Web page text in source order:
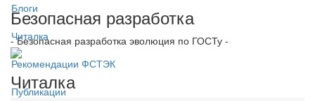
Блоги
Читалка
Рекомендации ФСТЭК
Публикации
Безопасная разработка
- Безопасная разработка эволюция по ГОСТу -
Читалка